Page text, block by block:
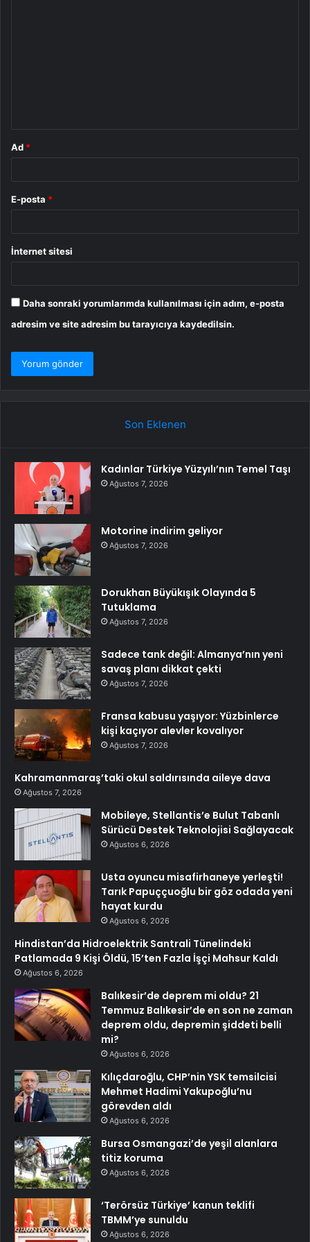
Ad *
E-posta *
İnternet sitesi
Daha sonraki yorumlarımda kullanılması için adım, e-posta
adresim ve site adresim bu tarayıcıya kaydedilsin.
Son Eklenen
Kadınlar Türkiye Yüzyılı’nın Temel Taşı
Ağustos 7, 2026
Motorine indirim geliyor
Ağustos 7, 2026
Dorukhan Büyükışık Olayında 5
Tutuklama
Ağustos 7, 2026
Sadece tank değil: Almanya’nın yeni
savaş planı dikkat çekti
Ağustos 7, 2026
Fransa kabusu yaşıyor: Yüzbinlerce
kişi kaçıyor alevler kovalıyor
Ağustos 7, 2026
Kahramanmaraş’taki okul saldırısında aileye dava
Ağustos 7, 2026
Mobileye, Stellantis’e Bulut Tabanlı
Sürücü Destek Teknolojisi Sağlayacak
Ağustos 6, 2026
Usta oyuncu misafirhaneye yerleşti!
Tarık Papuççuoğlu bir göz odada yeni
hayat kurdu
Ağustos 6, 2026
Hindistan’da Hidroelektrik Santrali Tünelindeki
Patlamada 9 Kişi Öldü, 15’ten Fazla İşçi Mahsur Kaldı
Ağustos 6, 2026
Balıkesir’de deprem mi oldu? 21
Temmuz Balıkesir’de en son ne zaman
deprem oldu, depremin şiddeti belli
mi?
Ağustos 6, 2026
Kılıçdaroğlu, CHP’nin YSK temsilcisi
Mehmet Hadimi Yakupoğlu’nu
görevden aldı
Ağustos 6, 2026
Bursa Osmangazi’de yeşil alanlara
titiz koruma
Ağustos 6, 2026
‘Terörsüz Türkiye’ kanun teklifi
TBMM’ye sunuldu
Ağustos 6, 2026